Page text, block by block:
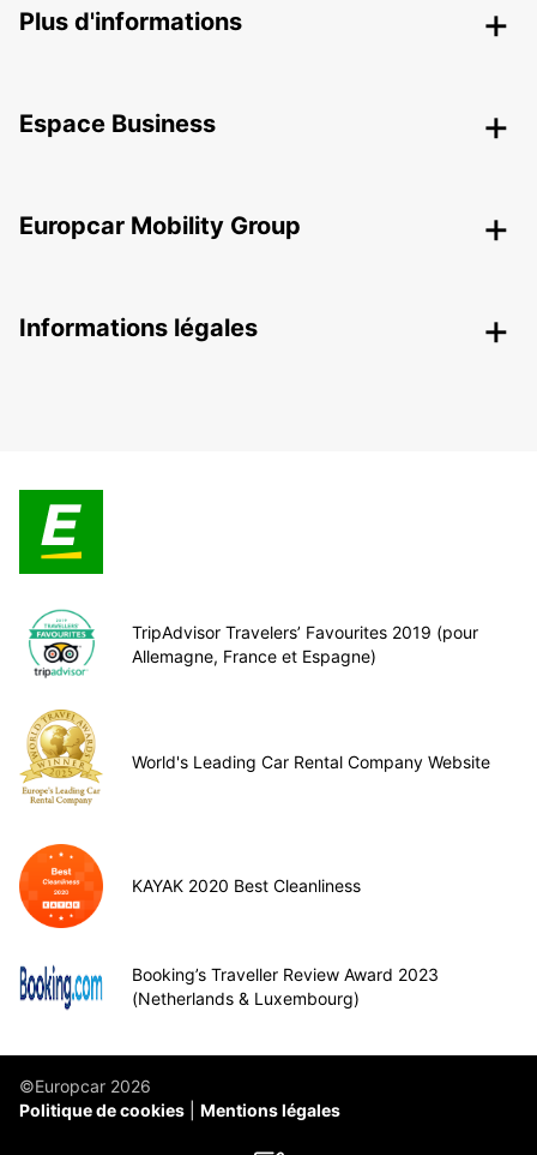
Plus d'informations
Espace Business
Europcar Mobility Group
Informations légales
TripAdvisor Travelers’ Favourites 2019 (pour
Allemagne, France et Espagne)
World's Leading Car Rental Company Website
KAYAK 2020 Best Cleanliness
Booking’s Traveller Review Award 2023
(Netherlands & Luxembourg)
©Europcar 2026
Politique de cookies
Mentions légales